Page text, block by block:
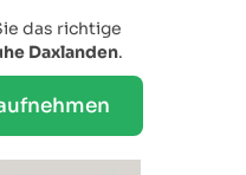
das richtige
Daxlanden.